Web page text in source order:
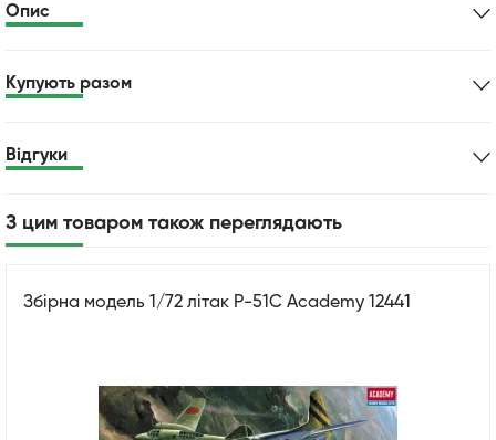
Опис
Купують разом
Відгуки
З цим товаром також переглядають
Збірна модель 1/72 літак P-51C Academy 12441